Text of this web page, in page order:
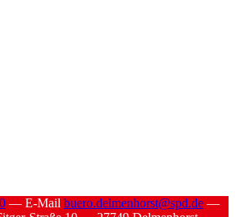
— E‑Mail buero.delmenhorst@spd.de—